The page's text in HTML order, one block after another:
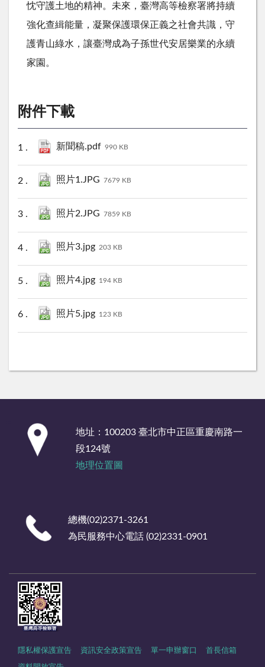
忱守護土地的精神。未來，臺灣高等檢察署將持續
強化查緝能量，凝聚保護環保正義之社會共識，守
護青山綠水，讓臺灣成為子孫世代安居樂業的永續
家園。
附件下載
新聞稿.pdf 990 KB
照片1.JPG 7679 KB
照片2.JPG 7859 KB
照片3.jpg 203 KB
照片4.jpg 194 KB
照片5.jpg 123 KB
地址：100203 臺北市中正區重慶南路一
段124號
地理位置圖
總機(02)2371-3261
為民服務中心電話 (02)2331-0901
隱私權保護宣告 資訊安全政策宣告 單一申辦窗口 首長信箱